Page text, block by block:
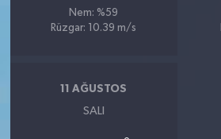
Nem: %59
Rüzgar: 10.39 m/s
11 AĞUSTOS
SALI